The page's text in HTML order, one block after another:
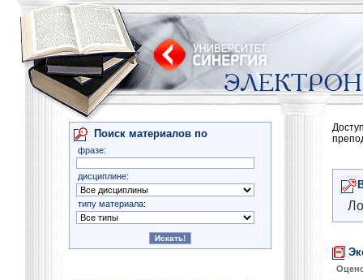
Поиск материалов по
фразе:
дисциплине:
типу материала: